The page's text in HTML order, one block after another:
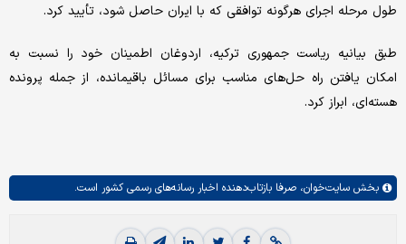
طول مرحله اجرای هرگونه توافقی که با ایران حاصل شود، تأیید کرد.
طبق بیانیه ریاست جمهوری ترکیه، اردوغان اطمینان خود را نسبت به
امکان یافتن راه حل‌های مناسب برای مسائل باقیمانده، از جمله پرونده
هسته‌ای، ابراز کرد.
بخش سایت‌خوان، صرفا بازتاب‌دهنده اخبار رسانه‌های رسمی کشور است.